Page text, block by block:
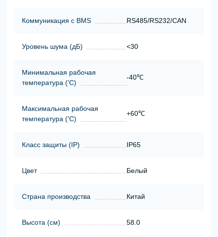
Коммуникация с BMS RS485/RS232/CAN
Уровень шума (дБ) <30
Минимальная рабочая
температура ('С)
-40℃
Максимальная рабочая
температура ('С)
+60℃
Класс защиты (ІР) IP65
Цвет Белый
Страна производства Китай
Высота (cм) 58.0